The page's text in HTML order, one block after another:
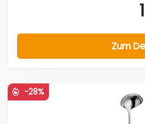
Zum
-28%